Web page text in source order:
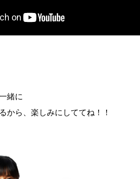
緒に
から、楽しみにしててね！！